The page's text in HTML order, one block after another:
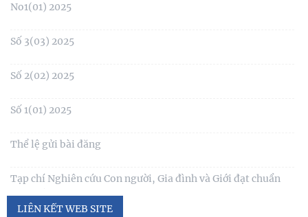
No1(01) 2025
Số 3(03) 2025
Số 2(02) 2025
Số 1(01) 2025
Thể lệ gửi bài đăng
Tạp chí Nghiên cứu Con người, Gia đình và Giới đạt chuẩn
Tạp chí khoa học Việt Nam năm 2026
LIÊN KẾT WEB SITE